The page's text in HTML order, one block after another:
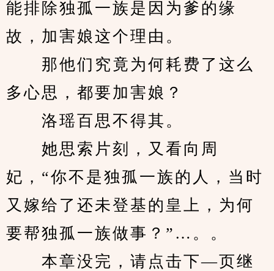
能排除独孤一族是因为爹的缘
故，加害娘这个理由。
那他们究竟为何耗费了这么
多心思，都要加害娘？
洛瑶百思不得其。
她思索片刻，又看向周
妃，“你不是独孤一族的人，当时
又嫁给了还未登基的皇上，为何
要帮独孤一族做事？”…。。
本章没完，请点击下—页继